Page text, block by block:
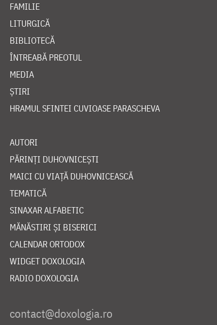
FAMILIE
LITURGICĂ
BIBLIOTECĂ
ÎNTREABĂ PREOTUL
MEDIA
ȘTIRI
HRAMUL SFINTEI CUVIOASE PARASCHEVA
AUTORI
PĂRINȚI DUHOVNICEȘTI
MAICI CU VIAȚĂ DUHOVNICEASCĂ
TEMATICĂ
SINAXAR ALFABETIC
MĂNĂSTIRI ȘI BISERICI
CALENDAR ORTODOX
WIDGET DOXOLOGIA
RADIO DOXOLOGIA